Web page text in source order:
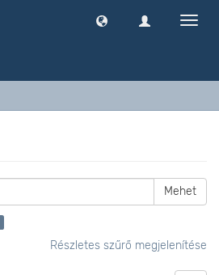
Mehet
Részletes szűrő megjelenítése